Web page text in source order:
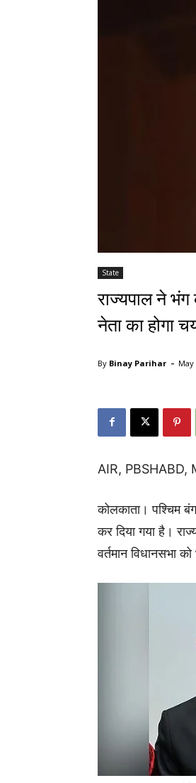
State
राज्यपाल ने
नेता का होगा
By Binay Parihar - May
AIR, PBSHABD,
कोलकाता। पश्चिम
कर दिया गया है।
वर्तमान विधानसभा